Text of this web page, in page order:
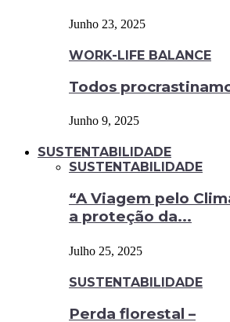
Junho 23, 2025
WORK-LIFE BALANCE
Todos
Junho 9, 2025
SUSTENTABILIDADE
SUSTENTABILIDADE
“A Viagem pelo
a proteção da...
Julho 25, 2025
SUSTENTABILIDADE
Perda florestal –